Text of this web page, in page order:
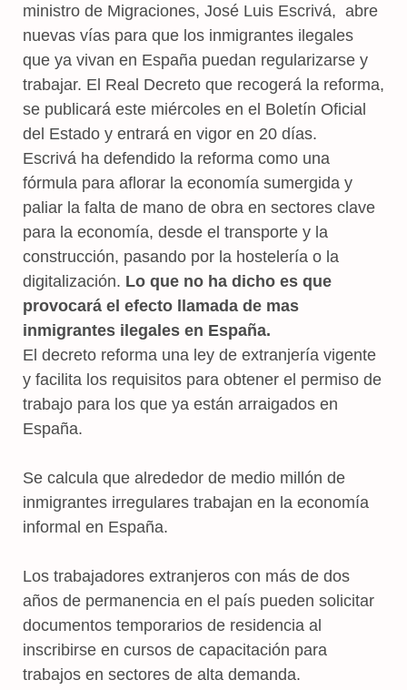
ministro de Migraciones, José Luis Escrivá, abre
nuevas vías para que los inmigrantes ilegales
que ya vivan en España puedan regularizarse y
trabajar. El Real Decreto que recogerá la reforma,
se publicará este miércoles en el Boletín Oficial
del Estado y entrará en vigor en 20 días.
Escrivá ha defendido la reforma como una
fórmula para aflorar la economía sumergida y
paliar la falta de mano de obra en sectores clave
para la economía, desde el transporte y la
construcción, pasando por la hostelería o la
digitalización. Lo que no ha dicho es que
provocará el efecto llamada de mas
inmigrantes ilegales en España.
El decreto reforma una ley de extranjería vigente
y facilita los requisitos para obtener el permiso de
trabajo para los que ya están arraigados en
España.
Se calcula que alrededor de medio millón de
inmigrantes irregulares trabajan en la economía
informal en España.
Los trabajadores extranjeros con más de dos
años de permanencia en el país pueden solicitar
documentos temporarios de residencia al
inscribirse en cursos de capacitación para
trabajos en sectores de alta demanda.